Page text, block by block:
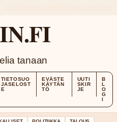
tanaan
TIETOSUO
JASELOST
E
EVÄSTE
KÄYTÄN
TÖ
UUTI
SKIR
JE
B
L
O
G
I